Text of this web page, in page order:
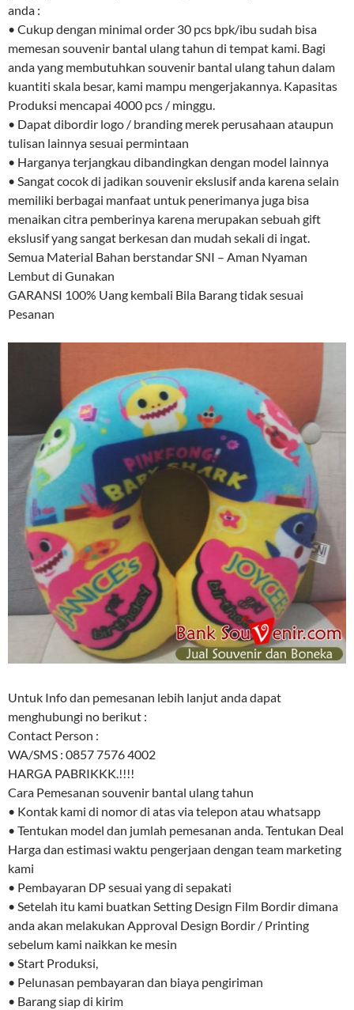
anda :
• Cukup dengan minimal order 30 pcs bpk/ibu sudah bisa
memesan souvenir bantal ulang tahun di tempat kami. Bagi
anda yang membutuhkan souvenir bantal ulang tahun dalam
kuantiti skala besar, kami mampu mengerjakannya. Kapasitas
Produksi mencapai 4000 pcs / minggu.
• Dapat dibordir logo / branding merek perusahaan ataupun
tulisan lainnya sesuai permintaan
• Harganya terjangkau dibandingkan dengan model lainnya
• Sangat cocok di jadikan souvenir ekslusif anda karena selain
memiliki berbagai manfaat untuk penerimanya juga bisa
menaikan citra pemberinya karena merupakan sebuah gift
ekslusif yang sangat berkesan dan mudah sekali di ingat.
Semua Material Bahan berstandar SNI – Aman Nyaman
Lembut di Gunakan
GARANSI 100% Uang kembali Bila Barang tidak sesuai
Pesanan
Untuk Info dan pemesanan lebih lanjut anda dapat
menghubungi no berikut :
Contact Person :
WA/SMS : 0857 7576 4002
HARGA PABRIKKK.!!!!
Cara Pemesanan souvenir bantal ulang tahun
• Kontak kami di nomor di atas via telepon atau whatsapp
• Tentukan model dan jumlah pemesanan anda. Tentukan Deal
Harga dan estimasi waktu pengerjaan dengan team marketing
kami
• Pembayaran DP sesuai yang di sepakati
• Setelah itu kami buatkan Setting Design Film Bordir dimana
anda akan melakukan Approval Design Bordir / Printing
sebelum kami naikkan ke mesin
• Start Produksi,
• Pelunasan pembayaran dan biaya pengiriman
• Barang siap di kirim